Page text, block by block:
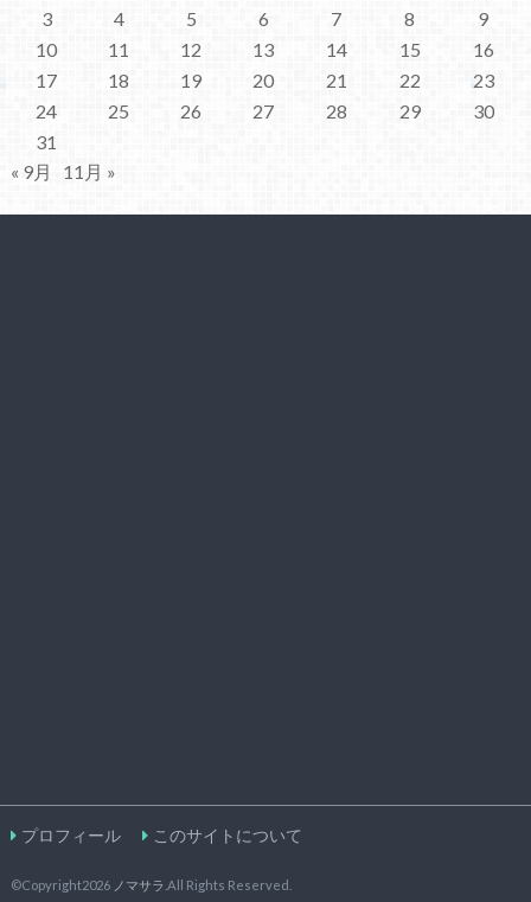
3
4 5 6 7 8
9
10
11 12 13 14 15
16
17
18 19 20 21 22
23
24
25 26 27 28 29
30
31
« 9月
11月 »
プロフィール このサイトについて
©Copyright2026 ノマサラ .All Rights Reserved.